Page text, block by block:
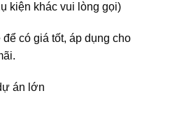
kiện khác vui lòng gọi)
để có giá tốt, áp dụng cho
án lớn